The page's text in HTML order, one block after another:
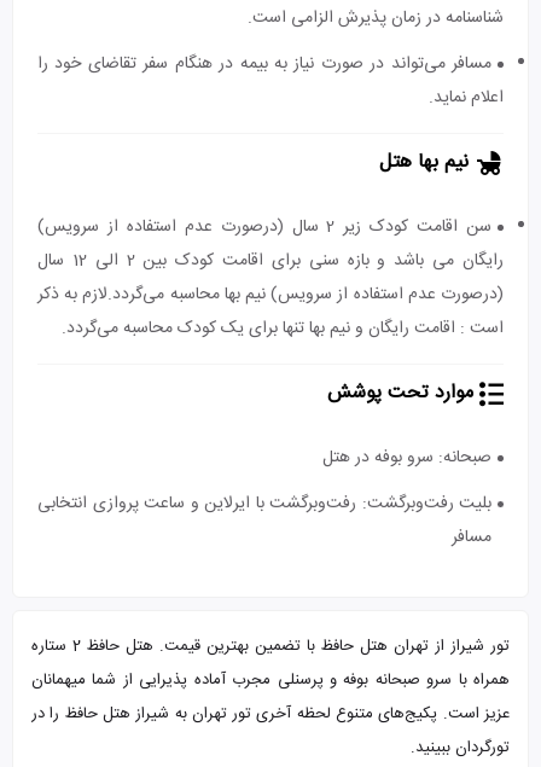
شناسنامه در زمان پذیرش الزامی است.
مسافر می‌تواند در صورت نیاز به بیمه در هنگام سفر تقاضای خود را
اعلام نماید.
نیم بها هتل
سن اقامت کودک زیر 2 سال (درصورت عدم استفاده از سرویس)
رایگان می باشد و بازه سنی برای اقامت کودک بین 2 الی 12 سال
(درصورت عدم استفاده از سرویس) نیم بها محاسبه می‌گردد.لازم به ذکر
است : اقامت رایگان و نیم بها تنها برای یک کودک محاسبه می‌گردد.
موارد تحت پوشش
صبحانه: سرو بوفه در هتل
بلیت رفت‌و‌برگشت: رفت‌و‌برگشت با ایرلاین و ساعت پروازی انتخابی
مسافر
تور شیراز از تهران هتل حافظ با تضمین بهترین قیمت. هتل حافظ 2 ستاره
همراه با سرو صبحانه بوفه و پرسنلی مجرب آماده پذیرایی از شما میهمانان
عزیز است. پکیج‌های متنوع لحظه آخری تور تهران به شیراز هتل حافظ را در
تورگردان ببینید.